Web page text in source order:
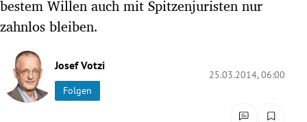
Untermenü
Untermenü
bestem Willen auch mit Spitzenjuristen nur
zahnlos bleiben.
Josef Votzi
Folgen
25.03.2014, 06:00